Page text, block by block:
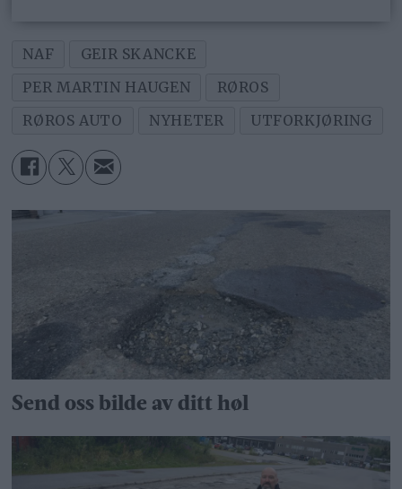
NAF
GEIR SKANCKE
PER MARTIN HAUGEN
RØROS
RØROS AUTO
NYHETER UTFORKJØRING
Send oss bilde av ditt høl